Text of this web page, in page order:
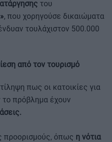
του
, που χορηγούσε δικαιώματα
τουλάχιστον 500.000
από τον τουρισμό
πως οι κατοικίες για
το πρόβλημα έχουν
προορισμούς, όπως η νότια